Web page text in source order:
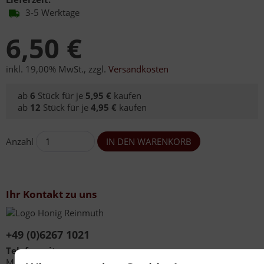
3-5 Werktage
6,50 €
inkl. 19,00% MwSt., zzgl. Versandkosten
ab 6 Stück für je 5,95 € kaufen
ab 12 Stück für je 4,95 € kaufen
Anzahl
Ihr Kontakt zu uns
+49 (0)6267 1021
Telefonzeiten